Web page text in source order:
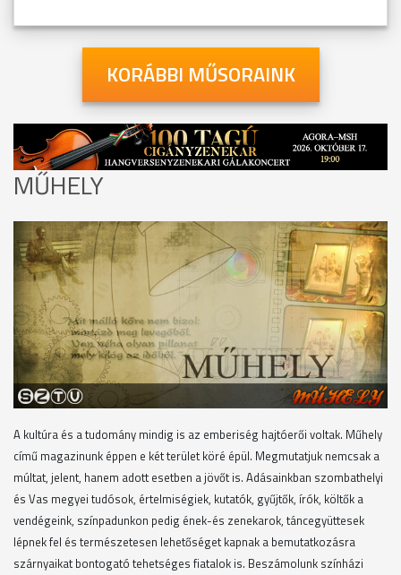
KORÁBBI MŰSORAINK
MŰHELY
A kultúra és a tudomány mindig is az emberiség hajtóerői voltak. Műhely
című magazinunk éppen e két terület köré épül. Megmutatjuk nemcsak a
múltat, jelent, hanem adott esetben a jövőt is. Adásainkban szombathelyi
és Vas megyei tudósok, értelmiségiek, kutatók, gyűjtők, írók, költők a
vendégeink, színpadunkon pedig ének-és zenekarok, táncegyüttesek
lépnek fel és természetesen lehetőséget kapnak a bemutatkozásra
szárnyaikat bontogató tehetséges fiatalok is. Beszámolunk színházi